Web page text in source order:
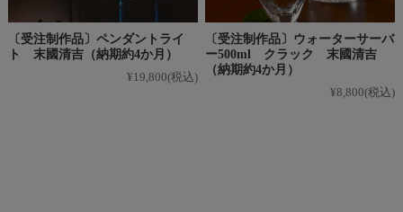
〔受注制作品〕ペンダントライ
ト 末國清吉（納期約4か月）
¥19,800(税込)
〔受注制作品〕ウォーターサーバ
ー500ml クラック 末國清吉
（納期約4か月）
¥8,800(税込)